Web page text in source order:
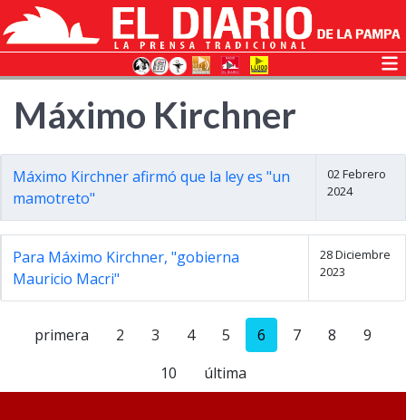
Máximo Kirchner
Máximo Kirchner afirmó que la ley es "un
mamotreto"
02 Febrero
2024
Para Máximo Kirchner, "gobierna
Mauricio Macri"
28 Diciembre
2023
primera 2 3 4 5 6 7 8
9
10
última